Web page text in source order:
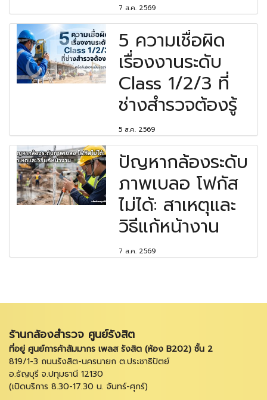
7 ส.ค. 2569
5 ความเชื่อผิด
เรื่องงานระดับ
Class 1/2/3 ที่
ช่างสำรวจต้องรู้
5 ส.ค. 2569
ปัญหากล้องระดับ
ภาพเบลอ โฟกัส
ไม่ได้: สาเหตุและ
วิธีแก้หน้างาน
7 ส.ค. 2569
ร้านกล้องสำรวจ ศูนย์รังสิต
ที่อยู่ ศูนย์การค้าสัมมากร เพลส รังสิต (ห้อง B202) ชั้น 2
819/1-3 ถนนรังสิต-นครนายก ต.ประชาธิปัตย์
อ.ธัญบุรี จ.ปทุมธานี 12130
(เปิดบริการ 8.30-17.30 น. จันทร์-ศุกร์)